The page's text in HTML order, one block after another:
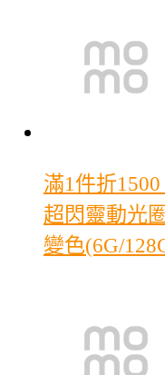
滿1件折1500
超閃靈動光
變色(6G/